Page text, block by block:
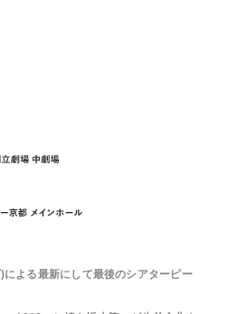
よる最新にして最後のシアターピー